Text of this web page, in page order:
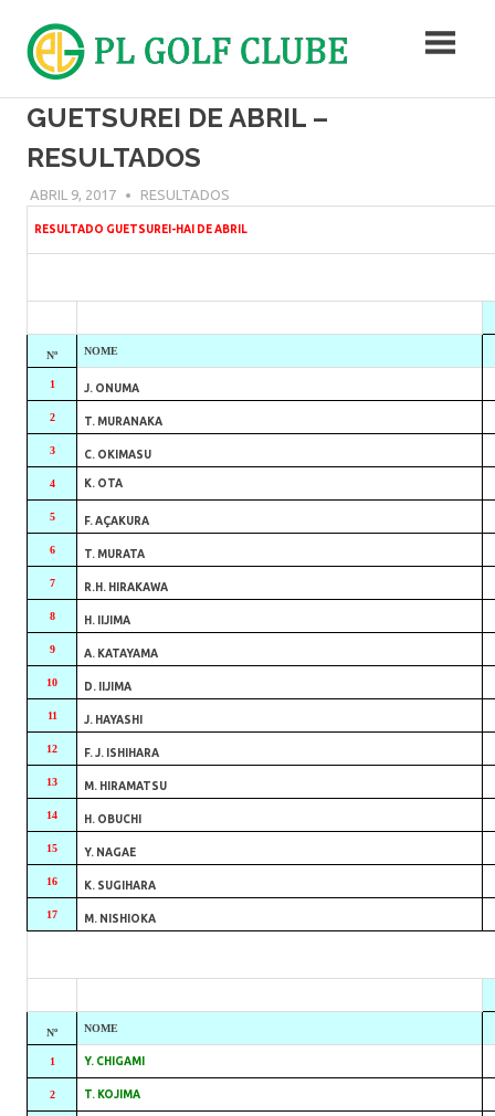
content
de
GUETSUREI DE ABRIL –
RESULTADOS
ABRIL 9, 2017 ADMIN
RESULTADOS
RESULTADO GUETSUREI-HAI DE ABRIL
Nº NOME
1 J. ONUMA
2 T. MURANAKA
3 C. OKIMASU
4 K. OTA
5 F. AÇAKURA
6 T. MURATA
7 R.H. HIRAKAWA
8 H. IIJIMA
9 A. KATAYAMA
10 D. IIJIMA
11 J. HAYASHI
12 F. J. ISHIHARA
13 M. HIRAMATSU
14 H. OBUCHI
15 Y. NAGAE
16 K. SUGIHARA
17 M. NISHIOKA
Nº NOME
1 Y. CHIGAMI
2 T. KOJIMA